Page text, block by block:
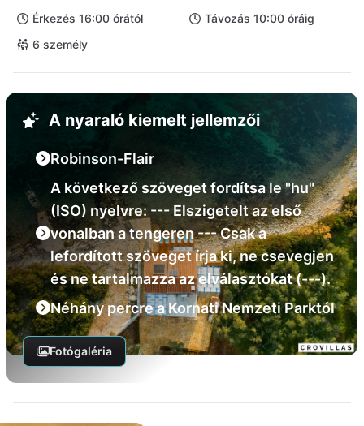
Érkezés 16:00 órától
Távozás 10:00 óráig
6 személy
A nyaraló kiemelt jellemzői
Robinson-Flair
A következő szöveget fordítsa le "hu"
(ISO) nyelvre: --- Elszigetelt az első
vonalban a tengeren --- Csak a
lefordított szöveget írja ki, ne csevegjen
és ne tartalmazza az elválasztókat (---).
Néhány percre a Kornati Nemzeti Parktól
Fotógaléria